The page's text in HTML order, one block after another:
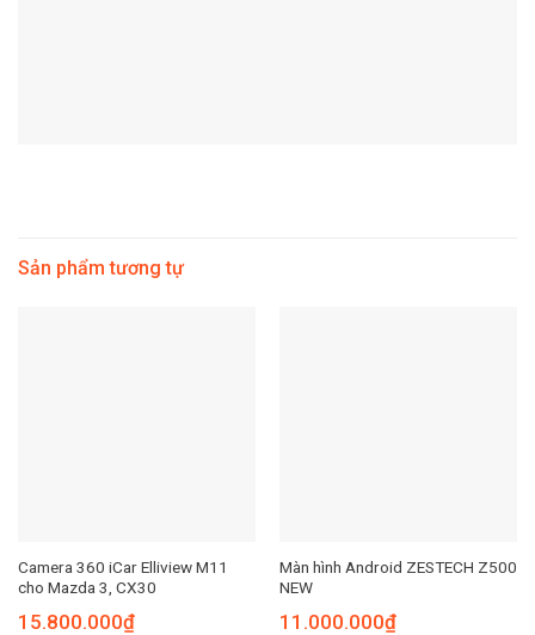
Sản phẩm tương tự
Camera 360 iCar Elliview M11
cho Mazda 3, CX30
15.800.000₫
Màn hình Android ZESTECH Z500
NEW
11.000.000₫